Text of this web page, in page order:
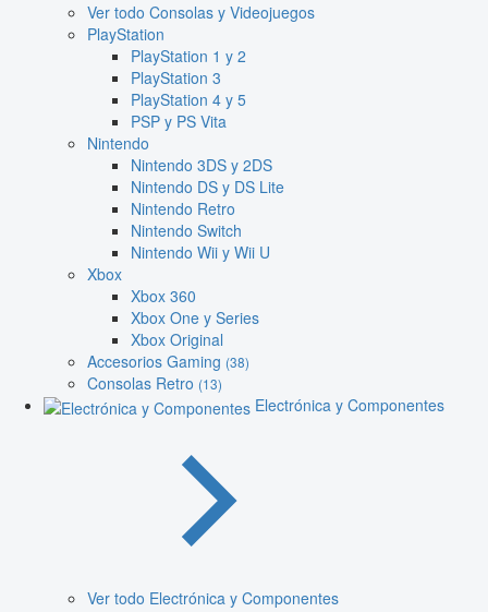
Ver todo Consolas y Videojuegos
PlayStation
PlayStation 1 y 2
PlayStation 3
PlayStation 4 y 5
PSP y PS Vita
Nintendo
Nintendo 3DS y 2DS
Nintendo DS y DS Lite
Nintendo Retro
Nintendo Switch
Nintendo Wii y Wii U
Xbox
Xbox 360
Xbox One y Series
Xbox Original
Accesorios Gaming (38)
Consolas Retro (13)
Electrónica y Componentes
Ver todo Electrónica y Componentes